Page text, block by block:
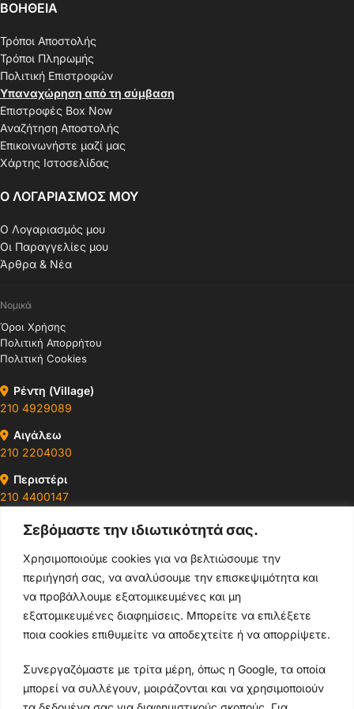
Σεβόμαστε την ιδιωτικότητά σας.
Χρησιμοποιούμε cookies για να βελτιώσουμε την
περιήγησή σας, να αναλύσουμε την επισκεψιμότητα και
να προβάλλουμε εξατομικευμένες και μη
εξατομικευμένες διαφημίσεις. Μπορείτε να επιλέξετε
ποια cookies επιθυμείτε να αποδεχτείτε ή να απορρίψετε.
Συνεργαζόμαστε με τρίτα μέρη, όπως η Google, τα οποία
μπορεί να συλλέγουν, μοιράζονται και να χρησιμοποιούν
ΒΟΗΘΕΙΑ
Τρόποι Αποστολής
Τρόποι Πληρωμής
Πολιτική Επιστροφών
Υπαναχώρηση από τη σύμβαση
Επιστροφές Box Now
Αναζήτηση Αποστολής
Επικοινωνήστε μαζί μας
Χάρτης Ιστοσελίδας
Ο ΛΟΓΑΡΙΑΣΜΟΣ ΜΟΥ
Ο Λογαριασμός μου
Οι Παραγγελίες μου
Άρθρα & Νέα
Νομικά
Όροι Χρήσης
Πολιτική Απορρήτου
Πολιτική Cookies
Ρέντη (Village)
210 4929089
Αιγάλεω
210 2204030
Περιστέρι
210 4400147
Ωράρια & Διευθύνσεις →
210 4929089
Κεντρικό τηλέφωνο
info@thikishop.gr
Δευ - Σάβ: 10:00 - 21:00